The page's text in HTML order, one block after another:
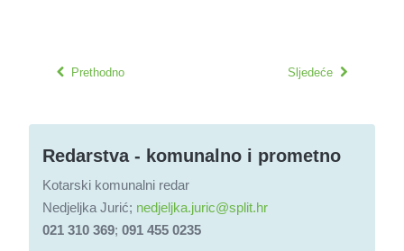
Prethodno Sljedeće
Redarstva - komunalno i prometno
Kotarski komunalni redar
Nedjeljka Jurić; nedjeljka.juric@split.hr
021 310 369; 091 455 0235